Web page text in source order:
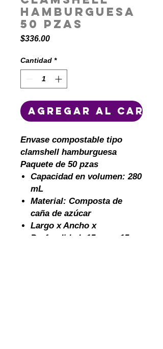
hamburguesa
50 pzas
$336.00Precio
Cantidad *
Agregar al
Envase compostable tipo
clamshell hamburguesa
Paquete de 50 pzas
Capacidad en volumen: 280
mL
Material: Composta de
caña de azúcar
Largo x Ancho x
Profundidad: 15 cm x 15